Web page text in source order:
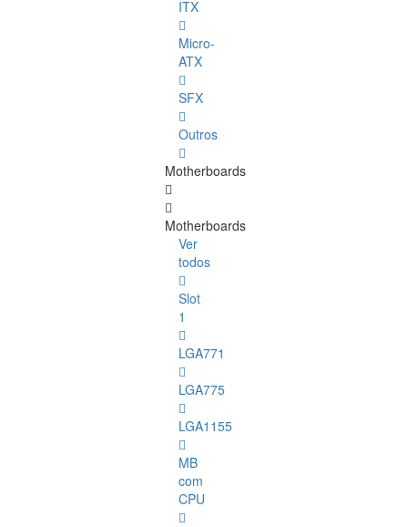
ITX
Micro-
ATX
SFX
Outros
Motherboards
Motherboards
Ver
todos
Slot
1
LGA771
LGA775
LGA1155
MB
com
CPU